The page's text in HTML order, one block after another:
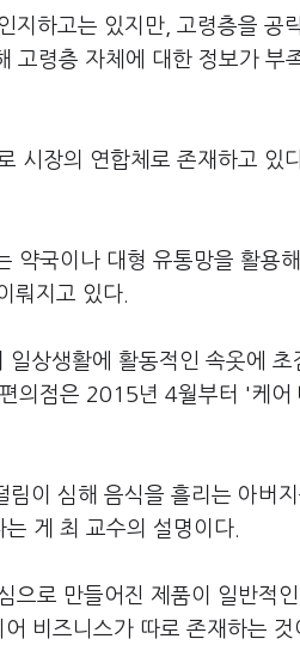
지하고는 있지만, 고령층을 공
고령층 자체에 대한 정보가 부
시장의 연합체로 존재하고 있
약국이나 대형 유통망을 활용
뤄지고 있다.
상생활에 활동적인 속옷에 초
의점은 2015년 4월부터 '케어
이 심해 음식을 흘리는 아버
게 최 교수의 설명이다.
으로 만들어진 제품이 일반적
비즈니스가 따로 존재하는 것